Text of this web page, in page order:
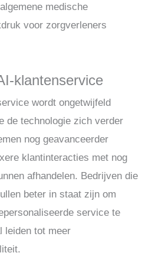
medische
voor zorgverleners
klantenservice
wordt ongetwijfeld
de technologie zich verder
nog geavanceerder
klantinteracties met nog
afhandelen. Bedrijven die
beter in staat zijn om
service te
leiden tot meer